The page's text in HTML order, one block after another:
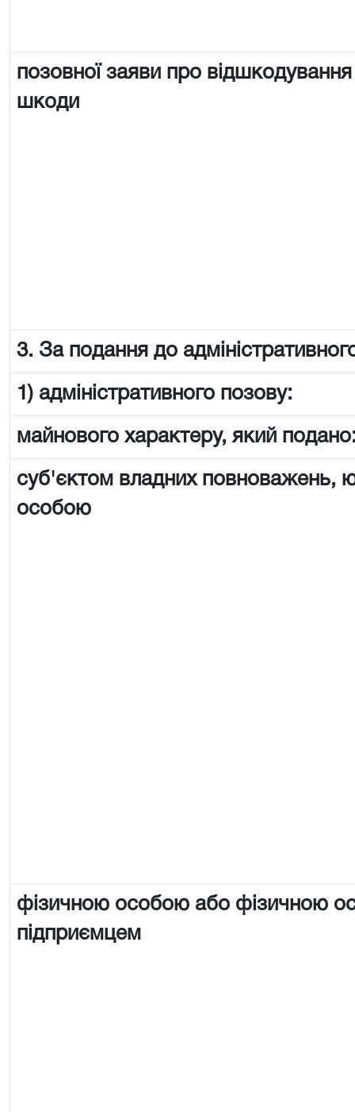
позовної заяви про
шкоди
3. За подання до
1) адміністративного позову:
майнового характеру, який
суб'єктом владних повноважень,
особою
фізичною особою або фізичною
підприємцем